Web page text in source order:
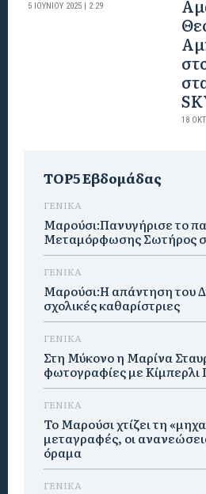
5 ΙΟΥΝΊΟΥ 2025 | 2:29
18
TOP5 Εβδομάδας
ΓΕΝΙΚΑ
Μαρούσι:Πανυγήρισε το
Μεταμόρφωσης Σωτήρος
ΓΕΝΙΚΑ
Μαρούσι:Η απάντηση του
σχολικές καθαρίστριες
ΓΕΝΙΚΑ
Στη Μύκονο η Μαρίνα
φωτογραφίες με Κίμπερλι
ΓΕΝΙΚΑ
Το Μαρούσι χτίζει τη
μεταγραφές, οι
όραμα
ΓΕΝΙΚΑ